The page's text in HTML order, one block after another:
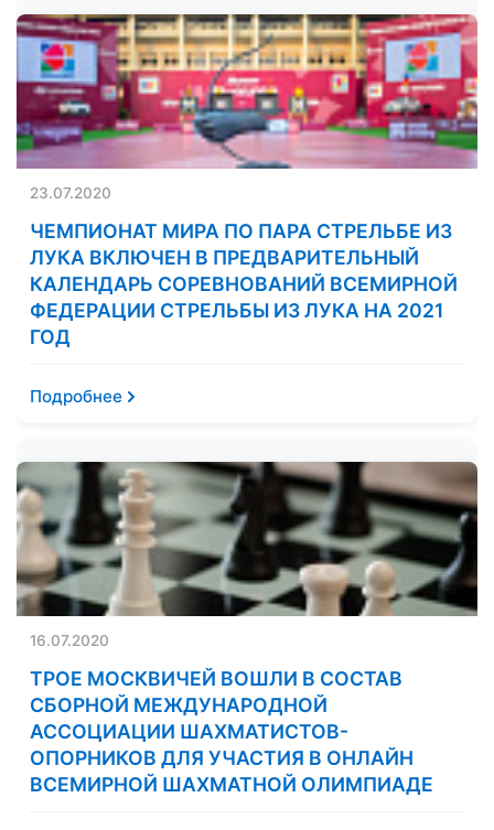
23.07.2020
ЧЕМПИОНАТ МИРА ПО ПАРА СТРЕЛЬБЕ ИЗ
ЛУКА ВКЛЮЧЕН В ПРЕДВАРИТЕЛЬНЫЙ
КАЛЕНДАРЬ СОРЕВНОВАНИЙ ВСЕМИРНОЙ
ФЕДЕРАЦИИ СТРЕЛЬБЫ ИЗ ЛУКА НА 2021
ГОД
Подробнее
16.07.2020
ТРОЕ МОСКВИЧЕЙ ВОШЛИ В СОСТАВ
СБОРНОЙ МЕЖДУНАРОДНОЙ
АССОЦИАЦИИ ШАХМАТИСТОВ-
ОПОРНИКОВ ДЛЯ УЧАСТИЯ В ОНЛАЙН
ВСЕМИРНОЙ ШАХМАТНОЙ ОЛИМПИАДЕ